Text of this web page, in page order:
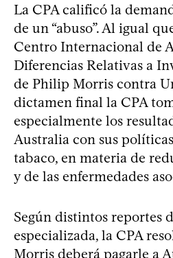
La CPA calificó la
de un “abuso”. Al igual
Centro Internacional de
Diferencias Relativas a
de Philip Morris contra
dictamen final la CPA
especialmente los
Australia con sus
tabaco, en materia de
y de las enfermedades
Según distintos reportes
especializada, la CPA
Morris deberá pagarle a